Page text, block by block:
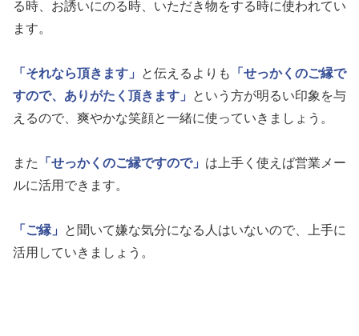
る時、お誘いにのる時、いただき物をする時に使われてい
ます。
「それなら頂きます」 と伝えるよりも
「せっかくのご縁で
すので、ありがたく頂きます」
という方が明るい印象を与
えるので、爽やかな笑顔と一緒に使っていきましょう。
また 「せっかくのご縁ですので」 は上手く使えば営業メー
ルに活用できます。
「ご縁」
と聞いて嫌な気分になる人はいないので、上手に
活用していきましょう。